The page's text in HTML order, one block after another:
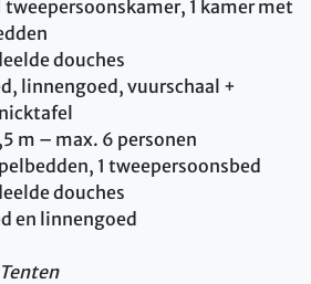
tweepersoonskamer, 1 kamer met
douches
linnengoed, vuurschaal +
m – max. 6 personen
1 tweepersoonsbed
douches
en linnengoed